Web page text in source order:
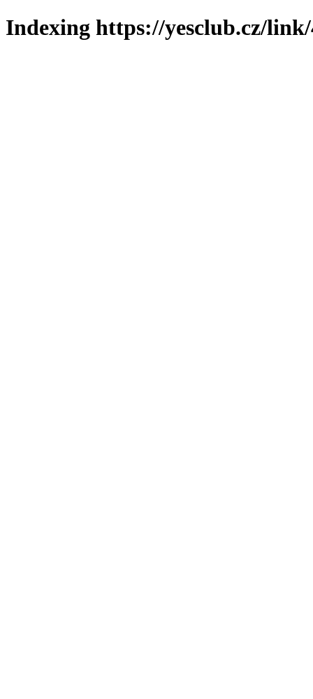
Indexing https://yesclub.cz/link/